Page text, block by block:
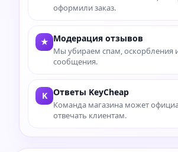
оформили заказ.
★ Модерация отзывов
Мы убираем спам, оскорбления
сообщения.
K Ответы KeyCheap
Команда магазина может
отвечать клиентам.